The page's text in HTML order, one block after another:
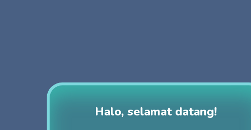
Halo, selamat datang!